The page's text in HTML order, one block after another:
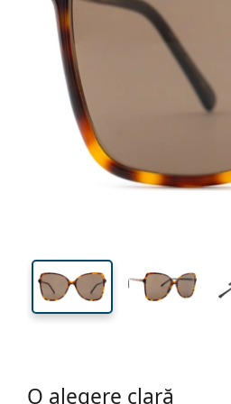
Lățimea ramei
Înălțime lentilă
O alegere clară